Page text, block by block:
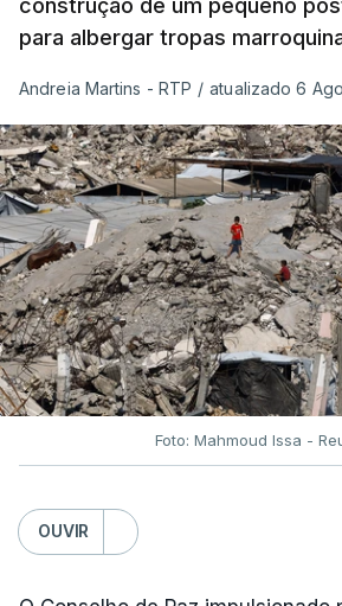
construção de um pequeno
para albergar tropas
Andreia Martins - RTP / atualizado 6
Foto: Mahmoud Issa -
OUVIR